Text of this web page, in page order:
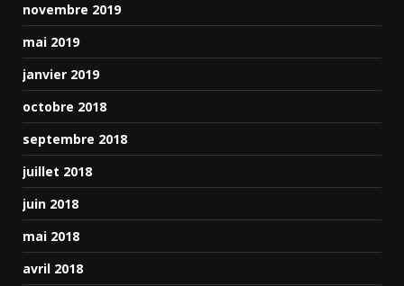
novembre 2019
mai 2019
janvier 2019
octobre 2018
septembre 2018
juillet 2018
juin 2018
mai 2018
avril 2018